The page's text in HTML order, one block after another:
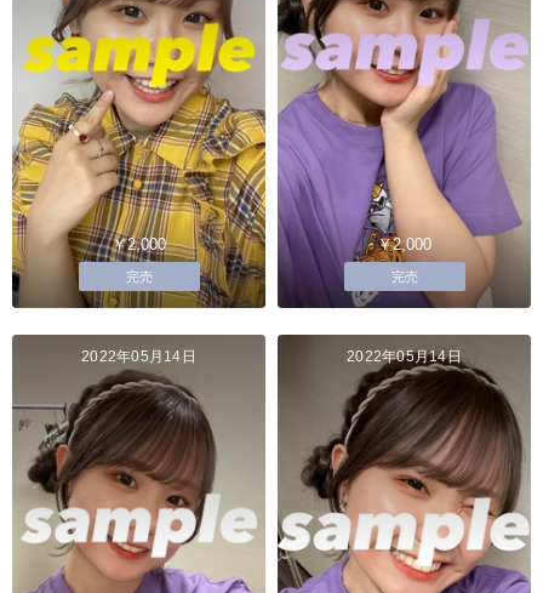
￥2,000
完売
￥2,000
完売
2022年05月14日 2022年05月14日